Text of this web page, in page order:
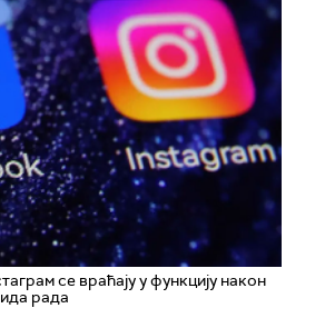
се враћају у функцију након
рада